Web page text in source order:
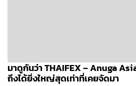
มาดูกันว่า THAIFEX – Anuga
ถึงได้ยิ่งใหญ่สุดเท่าที่เคยจัดมา